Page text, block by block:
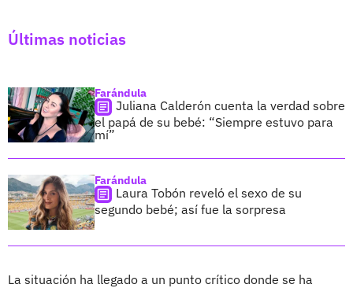
Últimas noticias
Farándula
Juliana Calderón cuenta la verdad sobre
el papá de su bebé: “Siempre estuvo para
mí”
Farándula
Laura Tobón reveló el sexo de su
segundo bebé; así fue la sorpresa
La situación ha llegado a un punto crítico donde se ha